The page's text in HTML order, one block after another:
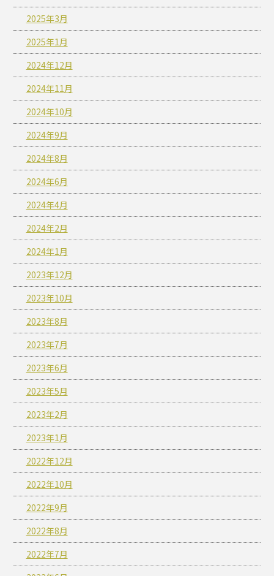
2025年3月
2025年1月
2024年12月
2024年11月
2024年10月
2024年9月
2024年8月
2024年6月
2024年4月
2024年2月
2024年1月
2023年12月
2023年10月
2023年8月
2023年7月
2023年6月
2023年5月
2023年2月
2023年1月
2022年12月
2022年10月
2022年9月
2022年8月
2022年7月